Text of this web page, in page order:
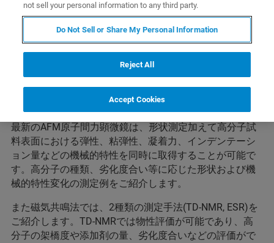
内容
今回は、ナノ表面計測事業部およびバイオスピン事業部
の合同企画です。高分子の評価をテーマに、それぞれ観
点の異なる技術と測定例をコンパクトにまとめてご紹介
最新のAFM原子間力顕微鏡は、形状測定加えて高分子試
料表面における弾性、粘弾性、凝着力、インデンテーシ
ョン量などの機械的特性を同時に取得することが可能で
す。高分子の種類、劣化度合い等に応じた形状および機
械的特性変化の測定例をご紹介します。
また磁気共鳴法では、2種類の測定手法(TD-NMR, ESR)を
ご紹介します。TD-NMRでは物性評価が可能であり、高
分子の架橋度や添加剤の量、劣化度合いなどの評価がで
not sell your personal information to any third party.
Do Not Sell or Share My Personal Information
Reject All
Accept Cookies